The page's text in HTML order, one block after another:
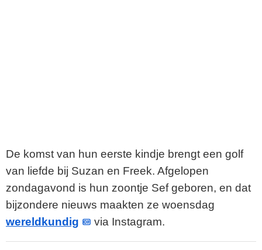
De komst van hun eerste kindje brengt een golf
van liefde bij Suzan en Freek. Afgelopen
zondagavond is hun zoontje Sef geboren, en dat
bijzondere nieuws maakten ze woensdag
wereldkundig
via Instagram.